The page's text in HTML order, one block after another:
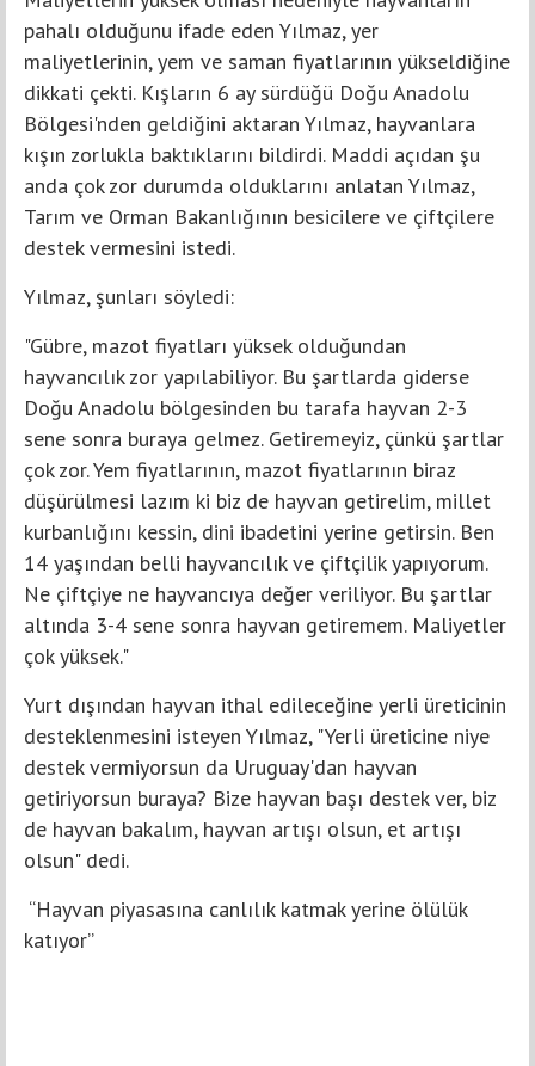
pahalı olduğunu ifade eden Yılmaz, yer
maliyetlerinin, yem ve saman fiyatlarının yükseldiğine
dikkati çekti. Kışların 6 ay sürdüğü Doğu Anadolu
Bölgesi'nden geldiğini aktaran Yılmaz, hayvanlara
kışın zorlukla baktıklarını bildirdi. Maddi açıdan şu
anda çok zor durumda olduklarını anlatan Yılmaz,
Tarım ve Orman Bakanlığının besicilere ve çiftçilere
destek vermesini istedi.
Yılmaz, şunları söyledi:
"Gübre, mazot fiyatları yüksek olduğundan
hayvancılık zor yapılabiliyor. Bu şartlarda giderse
Doğu Anadolu bölgesinden bu tarafa hayvan 2-3
sene sonra buraya gelmez. Getiremeyiz, çünkü şartlar
çok zor. Yem fiyatlarının, mazot fiyatlarının biraz
düşürülmesi lazım ki biz de hayvan getirelim, millet
kurbanlığını kessin, dini ibadetini yerine getirsin. Ben
14 yaşından belli hayvancılık ve çiftçilik yapıyorum.
Ne çiftçiye ne hayvancıya değer veriliyor. Bu şartlar
altında 3-4 sene sonra hayvan getiremem. Maliyetler
çok yüksek."
Yurt dışından hayvan ithal edileceğine yerli üreticinin
desteklenmesini isteyen Yılmaz, "Yerli üreticine niye
destek vermiyorsun da Uruguay'dan hayvan
getiriyorsun buraya? Bize hayvan başı destek ver, biz
de hayvan bakalım, hayvan artışı olsun, et artışı
olsun" dedi.
“Hayvan piyasasına canlılık katmak yerine ölülük
katıyor”